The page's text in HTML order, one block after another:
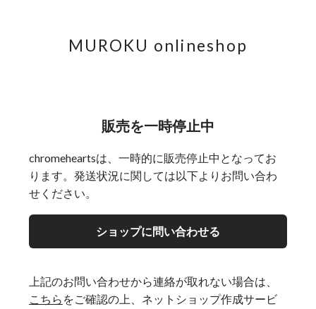
MUROKU onlineshop
販売を一時停止中
chromeheartsは、一時的に販売停止中となってお
ります。発送状況に関しては以下よりお問い合わ
せください。
ショップに問い合わせる
上記のお問い合わせから連絡が取れない場合は、
こちら をご確認の上、ネットショップ作成サービ